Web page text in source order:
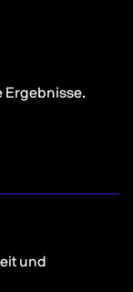
Ergebnisse.
und